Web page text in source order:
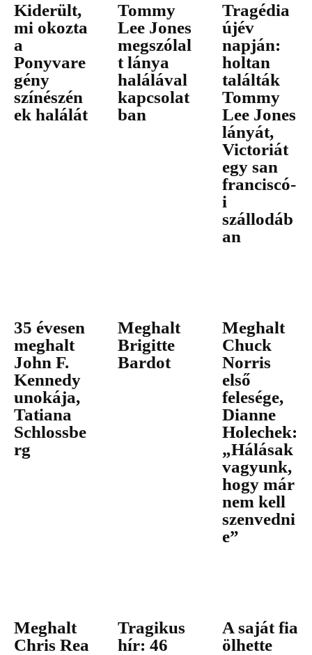
Kiderült,
mi okozta
a
Ponyvare
gény
színészén
ek halálát
Tommy
Lee Jones
megszólal
t lánya
halálával
kapcsolat
ban
Tragédia
újév
napján:
holtan
találták
Tommy
Lee Jones
lányát,
Victoriát
egy san
franciscó-
i
szállodáb
an
35 évesen
meghalt
John F.
Kennedy
unokája,
Tatiana
Schlossbe
rg
Meghalt
Brigitte
Bardot
Meghalt
Chuck
Norris
első
felesége,
Dianne
Holechek:
„Hálásak
vagyunk,
hogy már
nem kell
szenvedni
e”
Meghalt
Chris Rea
Tragikus
hír: 46
A saját fia
ölhette